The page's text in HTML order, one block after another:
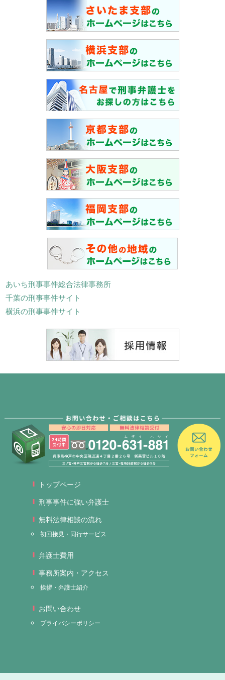
あいち刑事事件総合法律事務所
千葉の刑事事件サイト
横浜の刑事事件サイト
トップページ
刑事事件に強い弁護士
無料法律相談の流れ
初回接見・同行サービス
弁護士費用
事務所案内・アクセス
挨拶・弁護士紹介
お問い合わせ
プライバシーポリシー